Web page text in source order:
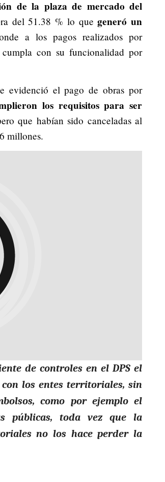
de la plaza de mercado del
del 51.38 % lo quegeneró un
a los pagos realizados por
con su funcionalidad por
evidenció el pago de obras por
los requisitos para ser
que habían sido canceladas al
millones.
de controles en el DPS el
los entes territoriales, sin
como por ejemplo el
públicas, toda vez que la
no los hace perder la